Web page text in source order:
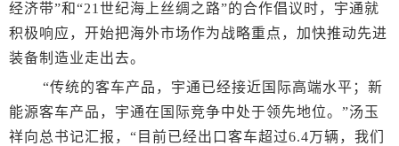
经济带”和“21世纪海上丝绸之路”的合作倡议时，宇通就
积极响应，开始把海外市场作为战略重点，加快推动先进
装备制造业走出去。
“传统的客车产品，宇通已经接近国际高端水平；新
能源客车产品，宇通在国际竞争中处于领先地位。”汤玉
祥向总书记汇报，“目前已经出口客车超过6.4万辆，我们